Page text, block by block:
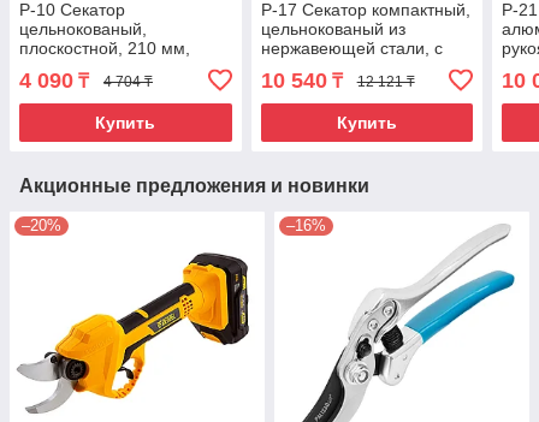
P-10 Секатор
цельнокованый,
плоскостной, 210 мм,
GRINDA PROLine
4 090 ₸ 4 704 ₸
Купить
P-17 Секатор компактный,
цельнокованый из
нержавеющей стали, с
деревянными рукоятками,
плоскостной, 195 мм,
10 540₸ 12 121 ₸
Купить
P-
10
Акционные предложения и новинки
–20% –16%